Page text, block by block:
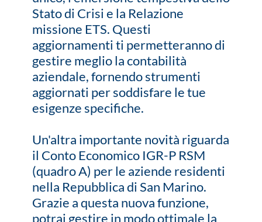
Stato di Crisi e la Relazione
missione ETS. Questi
aggiornamenti ti permetteranno di
gestire meglio la contabilità
aziendale, fornendo strumenti
aggiornati per soddisfare le tue
esigenze specifiche.
Un'altra importante novità riguarda
il Conto Economico IGR-P RSM
(quadro A) per le aziende residenti
nella Repubblica di San Marino.
Grazie a questa nuova funzione,
potrai gestire in modo ottimale la